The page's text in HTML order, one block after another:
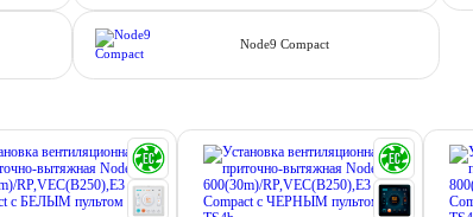
Node9 Compact